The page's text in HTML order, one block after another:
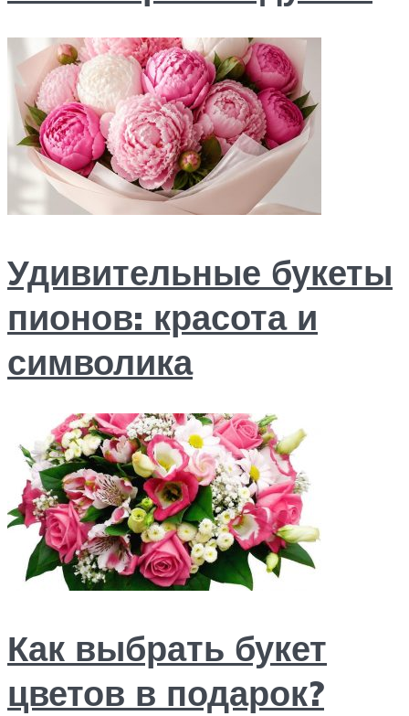
Удивительные букеты
пионов: красота и
символика
Как выбрать букет
цветов в подарок?